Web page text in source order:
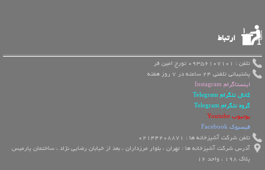
ارتباط
تلفن : 09356107101 تورج امین فر
پشتیبانی تلفنی 24 ساعته در 7 روز هفته
اینستاگرام Instagram
کانال تلگرام Telegram
گروه تلگرام Telegram
یوتیوب Youtube
فیسبوک Facebook
تلفن شرکت آشپزخانه ها : 02144208871
آدرس شرکت آشپزخانه ها : تهران ، بلوار مرزداران ، بعد از خیابان رضایی نژاد ، ساختمان پارمیس
پلاک 198 ، واحد 16